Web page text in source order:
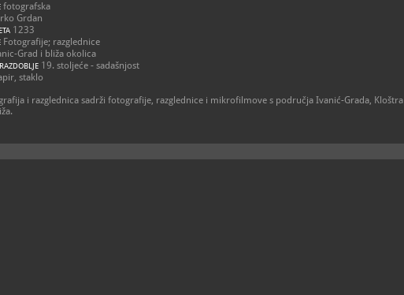
fotografska
Grdan
1233
Fotografije; razglednice
Grad i bliža okolica
19. stoljeće - sadašnjost
staklo
i razglednica sadrži fotografije, razglednice i mikrofilmove s područja Ivanić-Grada, Kloštra